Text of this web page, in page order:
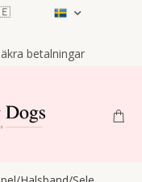
betalningar